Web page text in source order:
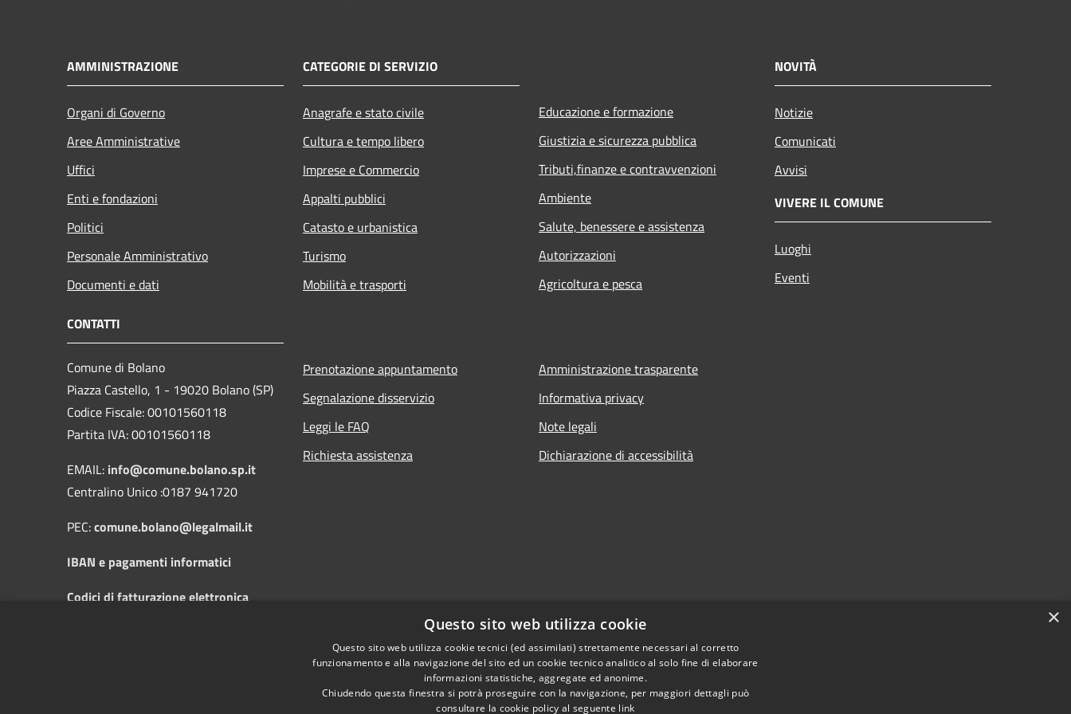
AMMINISTRAZIONE
Organi di Governo
Aree Amministrative
Uffici
Enti e fondazioni
Politici
Personale Amministrativo
Documenti e dati
CATEGORIE DI SERVIZIO
Anagrafe e stato civile
Cultura e tempo libero
Imprese e Commercio
Appalti pubblici
Catasto e urbanistica
Turismo
Mobilità e trasporti
Educazione e formazione
Giustizia e sicurezza pubblica
Tributi,finanze e contravvenzioni
Ambiente
Salute, benessere e assistenza
Autorizzazioni
Agricoltura e pesca
NOVITÀ
Notizie
Comunicati
Avvisi
VIVERE IL COMUNE
Luoghi
Eventi
CONTATTI
Comune di Bolano
Piazza Castello, 1 - 19020 Bolano (SP)
Codice Fiscale: 00101560118
Partita IVA: 00101560118
EMAIL: info@comune.bolano.sp.it
Centralino Unico :0187 941720
PEC:comune.bolano@legalmail.it
IBAN e pagamenti informatici
Codici di fatturazione elettronica
Prenotazione appuntamento
Segnalazione disservizio
Leggi le FAQ
Richiesta assistenza
Amministrazione trasparente
Informativa privacy
Note legali
Dichiarazione di accessibilità
×
Questo sito web utilizza cookie
Questo sito web utilizza cookie tecnici (ed assimilati) strettamente necessari al corretto
funzionamento e alla navigazione del sito ed un cookie tecnico analitico al solo fine di elaborare
informazioni statistiche, aggregate ed anonime.
Chiudendo questa finestra si potrà proseguire con la navigazione, per maggiori dettagli può
consultare la cookie policy al seguente link